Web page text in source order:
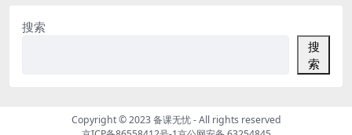
搜索
搜
索
Copyright © 2023备课无忧- All rights reserved